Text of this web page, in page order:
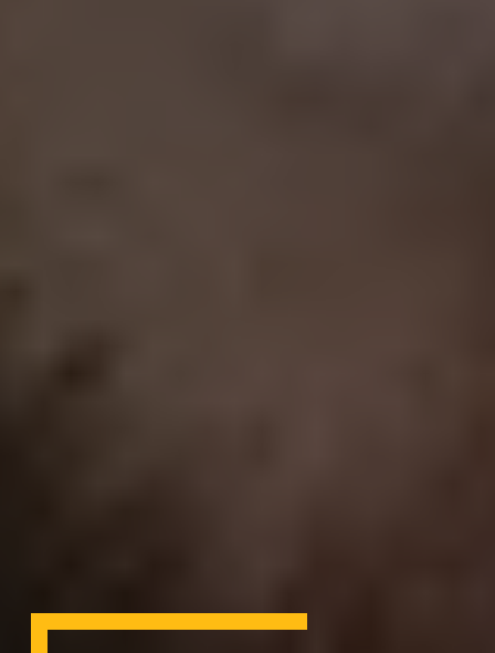
WIJ KOPEN ALLE AUTO'S